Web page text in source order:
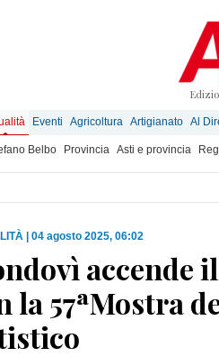
Eventi Agricoltura Artigianato Al
Belbo Provincia Asti e provincia
04 agosto 2025, 06:02
accende
la 57ªMostra